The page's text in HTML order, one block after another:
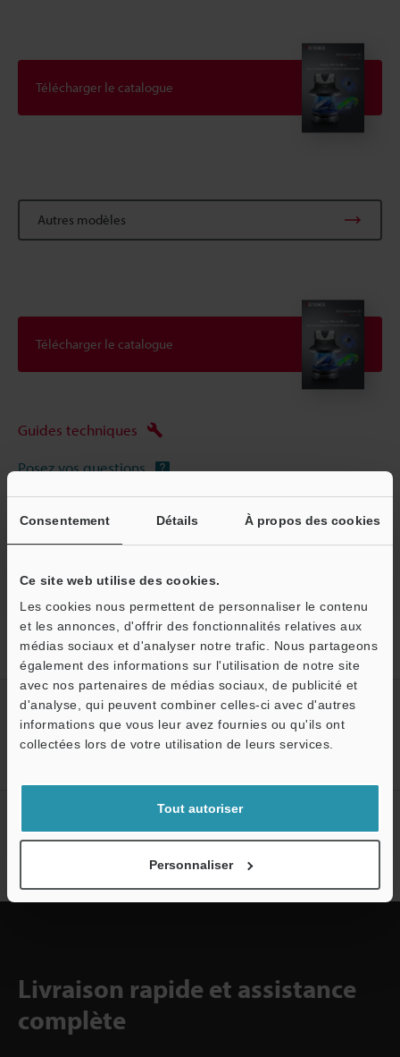
Consentement Détails À propos des cookies
Ce site web utilise des cookies.
Les cookies nous permettent de personnaliser le contenu
et les annonces, d'offrir des fonctionnalités relatives aux
médias sociaux et d'analyser notre trafic. Nous partageons
également des informations sur l'utilisation de notre site
avec nos partenaires de médias sociaux, de publicité et
d'analyse, qui peuvent combiner celles-ci avec d'autres
informations que vous leur avez fournies ou qu'ils ont
collectées lors de votre utilisation de leurs services.
Tout autoriser
Personnaliser
Télécharger le catalogue
Autres modèles
Télécharger le catalogue
Guides techniques
Posez vos questions
Démo / Test
Accueil Produits Système de mesure 3D
Modèles
Créez votre compte KEYENCE
Inscrivez-vous maintenant!
Abonnement à la lettre
d'information
Livraison rapide et assistance
complète